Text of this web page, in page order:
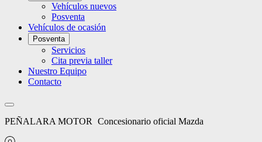
Vehículos nuevos
Posventa
Vehículos de ocasión
Posventa
Servicios
Cita previa taller
Nuestro Equipo
Contacto
PEÑALARA MOTOR Concesionario oficial Mazda